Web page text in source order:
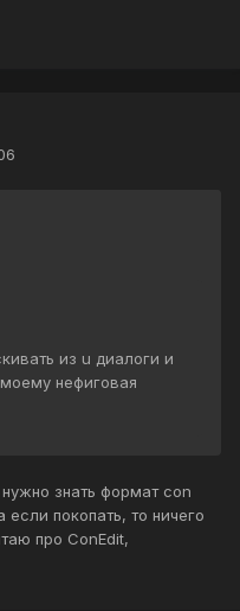
из u диалоги и
нефиговая
знать формат con
покопать, то ничего
про ConEdit,